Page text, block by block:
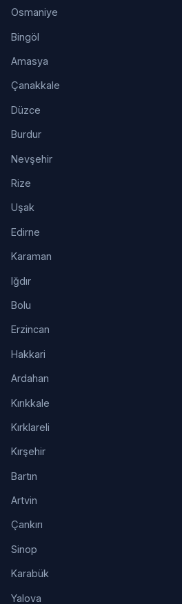
Osmaniye
Bingöl
Amasya
Çanakkale
Düzce
Burdur
Nevşehir
Rize
Uşak
Edirne
Karaman
Iğdır
Bolu
Erzincan
Hakkari
Ardahan
Kırıkkale
Kırklareli
Kırşehir
Bartın
Artvin
Çankırı
Sinop
Karabük
Yalova